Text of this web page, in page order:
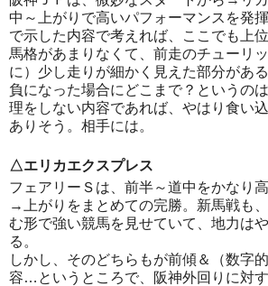
中～上がりで高いパフォーマンスを発
で示した内容で考えれば、ここでも上位
馬格があまりなくて、前走のチューリ
に）少し走りが細かく見えた部分があ
負になった場合にどこまで？というの
理をしない内容であれば、やはり食い
ありそう。相手には。
△エリカエクスプレス
フェアリーＳは、前半～道中をかなり
→上がりをまとめての完勝。新馬戦も
む形で強い競馬を見せていて、地力は
る。
しかし、そのどちらもが前傾＆（数字
容…というところで、阪神外回りに対